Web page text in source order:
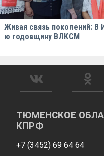
Живая связь поколений: В
ю годовщину ВЛКСМ
ТЮМЕНСКОЕ
КПРФ
+7 (3452) 69 64 64